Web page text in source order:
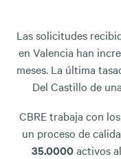
Las solicitudes
en Valencia han
meses. La última
Del Castillo de
CBRE trabaja con
un proceso de
35.0000activos